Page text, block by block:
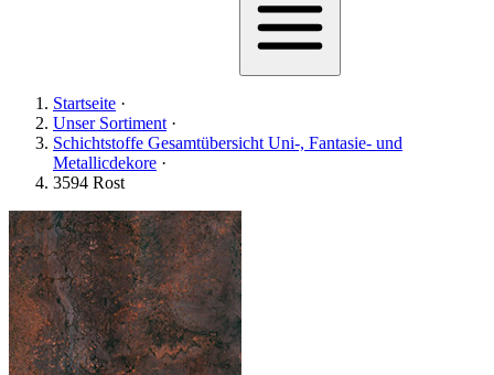
Startseite ·
Unser Sortiment ·
Schichtstoffe Gesamtübersicht Uni-, Fantasie- und
Metallicdekore ·
3594 Rost